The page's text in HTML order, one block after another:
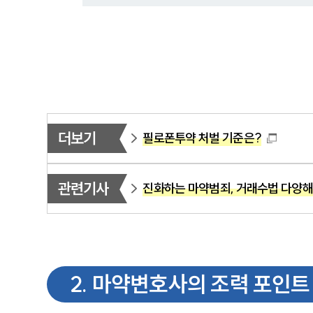
더보기 필로폰투약 처벌 기준은?
관련기사 진화하는 마약범죄, 거래수법 다양
2. 마약변호사의 조력 포인트